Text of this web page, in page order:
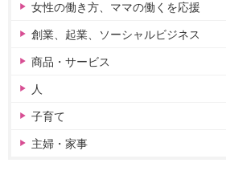
女性の働き方、ママの働くを応援
創業、起業、ソーシャルビジネス
商品・サービス
人
子育て
主婦・家事